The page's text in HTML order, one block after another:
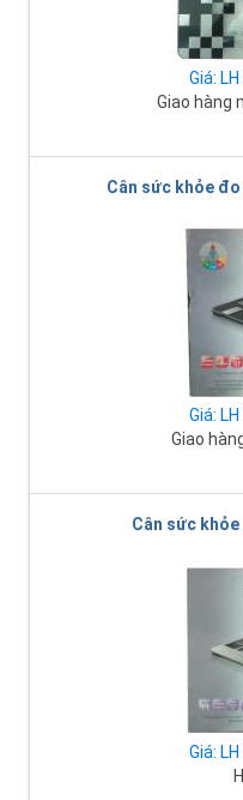
Giá:
Giao hàng
Cân sức khỏe đo
Giá:
Giao
Cân sức khỏe
Giá: